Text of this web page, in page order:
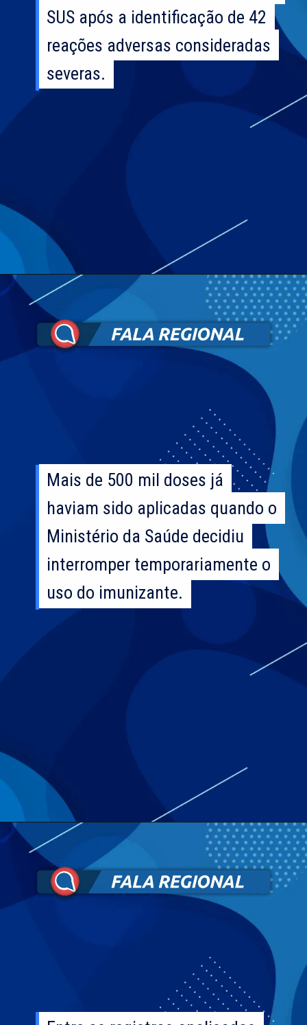
SUS após a identificação de 42
reações adversas consideradas
severas.
SUS após a identificação de 42
reações adversas consideradas
severas.
Mais de 500 mil doses já
haviam sido aplicadas quando o
Ministério da Saúde decidiu
interromper temporariamente o
uso do imunizante.
Mais de 500 mil doses já
haviam sido aplicadas quando o
Ministério da Saúde decidiu
interromper temporariamente o
uso do imunizante.